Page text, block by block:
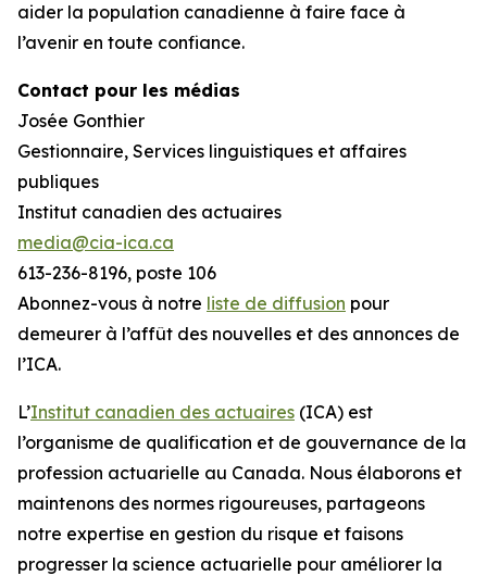
aider la population canadienne à faire face à
l’avenir en toute confiance.
Contact pour les médias
Josée Gonthier
Gestionnaire, Services linguistiques et affaires
publiques
Institut canadien des actuaires
media@cia-ica.ca
613-236-8196, poste 106
Abonnez-vous à notre liste de diffusion pour
demeurer à l’affût des nouvelles et des annonces de
l’ICA.
L’Institut canadien des actuaires (ICA) est
l’organisme de qualification et de gouvernance de la
profession actuarielle au Canada. Nous élaborons et
maintenons des normes rigoureuses, partageons
notre expertise en gestion du risque et faisons
progresser la science actuarielle pour améliorer la